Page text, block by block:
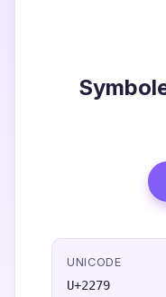
UNICODE
U+2279